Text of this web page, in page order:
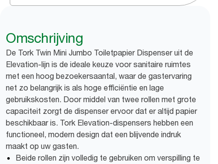
Omschrijving
De Tork Twin Mini Jumbo Toiletpapier Dispenser uit de
Elevation-lijn is de ideale keuze voor sanitaire ruimtes
met een hoog bezoekersaantal, waar de gastervaring
net zo belangrijk is als hoge efficiëntie en lage
gebruikskosten. Door middel van twee rollen met grote
capaciteit zorgt de dispenser ervoor dat er altijd papier
beschikbaar is. Tork Elevation-dispensers hebben een
functioneel, modern design dat een blijvende indruk
maakt op uw gasten.
Beide rollen zijn volledig te gebruiken om verspilling te